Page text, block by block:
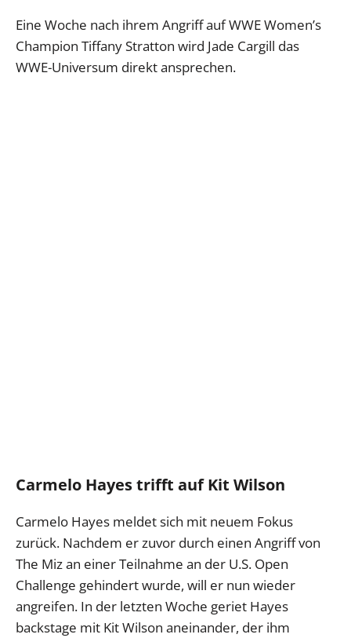
Eine Woche nach ihrem Angriff auf WWE Women’s
Champion Tiffany Stratton wird Jade Cargill das
WWE-Universum direkt ansprechen.
Carmelo Hayes trifft auf Kit Wilson
Carmelo Hayes meldet sich mit neuem Fokus
zurück. Nachdem er zuvor durch einen Angriff von
The Miz an einer Teilnahme an der U.S. Open
Challenge gehindert wurde, will er nun wieder
angreifen. In der letzten Woche geriet Hayes
backstage mit Kit Wilson aneinander, der ihm